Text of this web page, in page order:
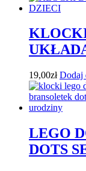
19,00zł Dodaj
LEGO
DOTS